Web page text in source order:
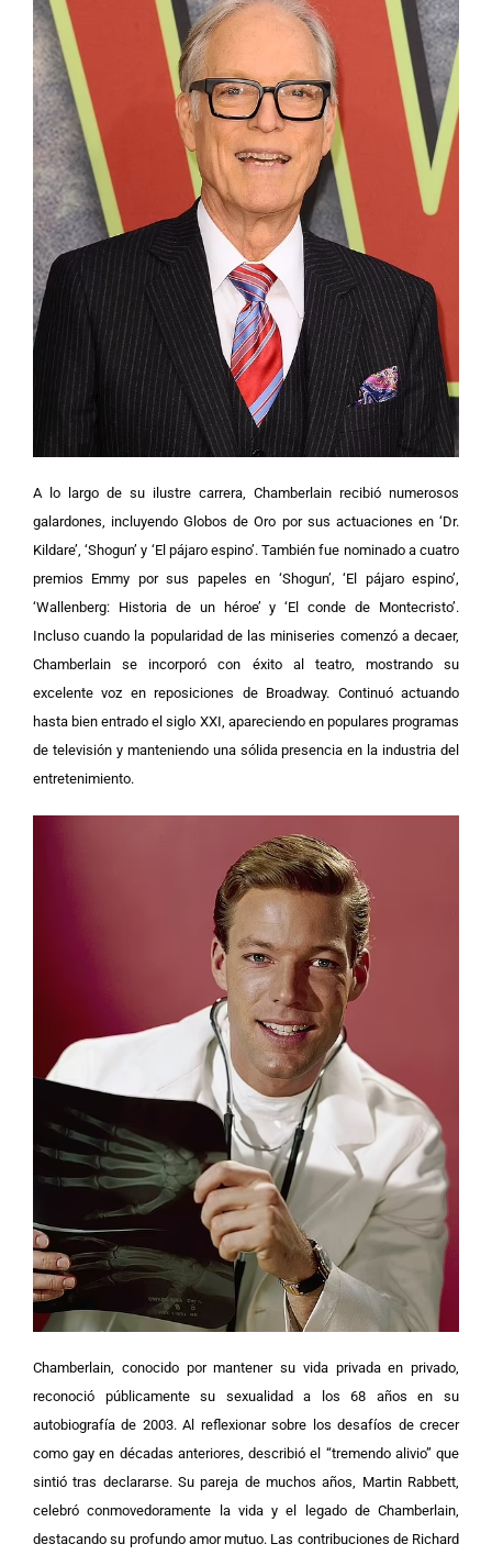
A lo largo de su ilustre carrera, Chamberlain recibió numerosos
galardones, incluyendo Globos de Oro por sus actuaciones en ‘Dr.
Kildare’, ‘Shogun’ y ‘El pájaro espino’. También fue nominado a cuatro
premios Emmy por sus papeles en ‘Shogun’, ‘El pájaro espino’,
‘Wallenberg: Historia de un héroe’ y ‘El conde de Montecristo’.
Incluso cuando la popularidad de las miniseries comenzó a decaer,
Chamberlain se incorporó con éxito al teatro, mostrando su
excelente voz en reposiciones de Broadway. Continuó actuando
hasta bien entrado el siglo XXI, apareciendo en populares programas
de televisión y manteniendo una sólida presencia en la industria del
entretenimiento.
Chamberlain, conocido por mantener su vida privada en privado,
reconoció públicamente su sexualidad a los 68 años en su
autobiografía de 2003. Al reflexionar sobre los desafíos de crecer
como gay en décadas anteriores, describió el “tremendo alivio” que
sintió tras declararse. Su pareja de muchos años, Martin Rabbett,
celebró conmovedoramente la vida y el legado de Chamberlain,
destacando su profundo amor mutuo. Las contribuciones de Richard